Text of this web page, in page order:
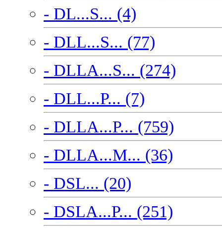
- DL...S... (4)
- DLL...S... (77)
- DLLA...S... (274)
- DLL...P... (7)
- DLLA...P... (759)
- DLLA...M... (36)
- DSL... (20)
- DSLA...P... (251)